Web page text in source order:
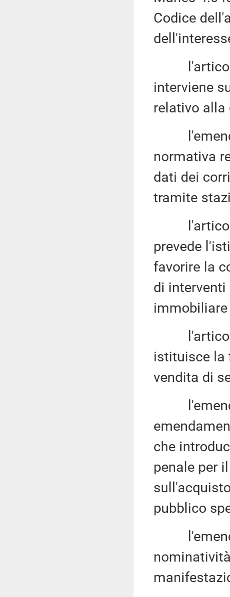
Codice
l'articolo
interviene
relativo alla
normativa
dati dei
tramite
l'articolo
prevede
favorire la
di
immobiliare
l'articolo
istituisce la
vendita di
che
penale per
pubblico